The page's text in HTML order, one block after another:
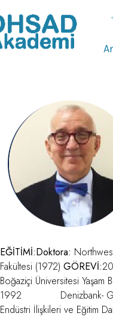
EĞİTİMİ:Doktora:
Fakültesi (1972) GÖREVİ:
Boğaziçi Üniversitesi
1992 Denizbank-
Endüstri İlişkileri ve Eğitim